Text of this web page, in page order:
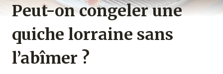
Peut-on congeler une
quiche lorraine sans
l’abîmer ?